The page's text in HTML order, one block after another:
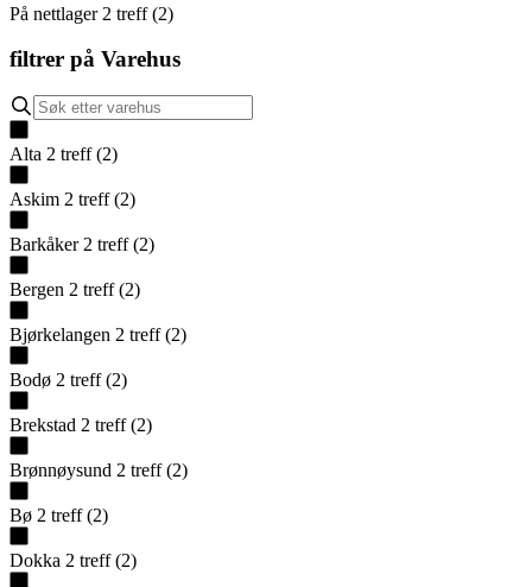
På nettlager 2 treff (2)
filtrer på Varehus
Alta 2 treff (2)
Askim 2 treff (2)
Barkåker 2 treff (2)
Bergen 2 treff (2)
Bjørkelangen 2 treff (2)
Bodø 2 treff (2)
Brekstad 2 treff (2)
Brønnøysund 2 treff (2)
Bø 2 treff (2)
Dokka 2 treff (2)